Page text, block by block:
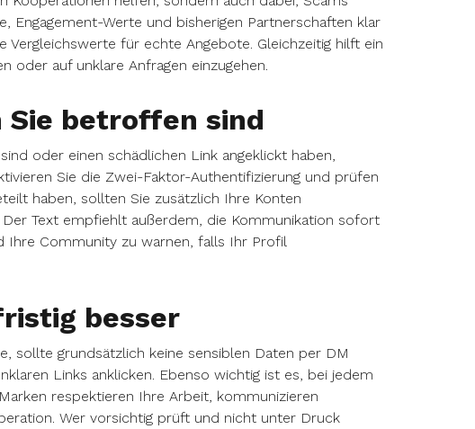
Engagement-Werte und bisherigen Partnerschaften klar
für echte Angebote. Gleichzeitig hilft ein
oder auf unklare Anfragen einzugehen.
Sie betroffen sind
oder einen schädlichen Link angeklickt haben,
Sie die Zwei-Faktor-Authentifizierung und prüfen
haben, sollten Sie zusätzlich Ihre Konten
Text empfiehlt außerdem, die Kommunikation sofort
Community zu warnen, falls Ihr Profil
besser
sollte grundsätzlich keine sensiblen Daten per DM
Links anklicken. Ebenso wichtig ist es, bei jedem
respektieren Ihre Arbeit, kommunizieren
Wer vorsichtig prüft und nicht unter Druck